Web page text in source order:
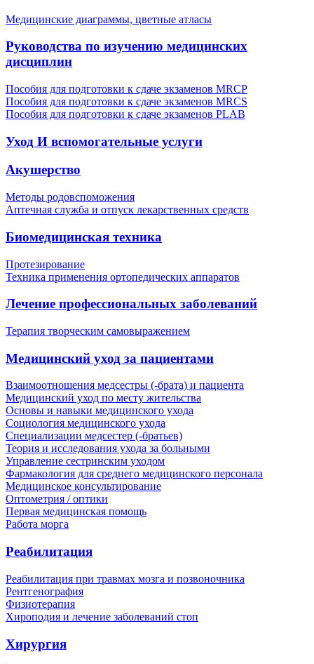
Медицинские диаграммы, цветные атласы
Руководства по изучению медицинских
дисциплин
Пособия для подготовки к сдаче экзаменов MRCP
Пособия для подготовки к сдаче экзаменов MRCS
Пособия для подготовки к сдаче экзаменов PLAB
Уход И вспомогательные услуги
Акушерство
Методы родовспоможения
Аптечная служба и отпуск лекарственных средств
Биомедицинская техника
Протезирование
Техника применения ортопедических аппаратов
Лечение профессиональных заболеваний
Терапия творческим самовыражением
Медицинский уход за пациентами
Взаимоотношения медсестры (-брата) и пациента
Медицинский уход по месту жительства
Основы и навыки медицинского ухода
Социология медицинского ухода
Специализации медсестер (-братьев)
Теория и исследования ухода за больными
Управление сестринским уходом
Фармакология для среднего медицинского персонала
Медицинское консультирование
Оптометрия / оптики
Первая медицинская помощь
Работа морга
Реабилитация
Реабилитация при травмах мозга и позвоночника
Рентгенография
Физиотерапия
Хироподия и лечение заболеваний стоп
Хирургия